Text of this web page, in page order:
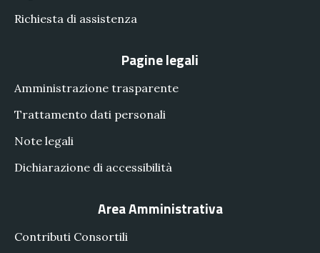
Richiesta di assistenza
Pagine legali
Amministrazione trasparente
Trattamento dati personali
Note legali
Dichiarazione di accessibilità
Area Amministrativa
Contributi Consortili